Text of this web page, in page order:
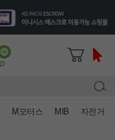
M모터스 MIB 자전거